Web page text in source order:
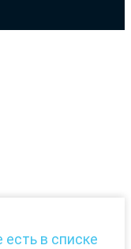
в списке